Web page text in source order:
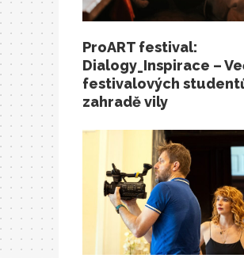
ProART festival:
Dialogy_Inspirace –
festivalových
zahradě vily